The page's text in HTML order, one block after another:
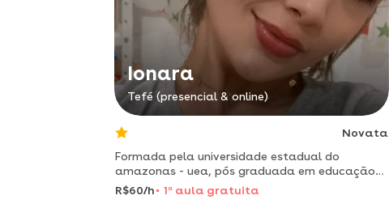
Ionara
Tefé (presencial & online)
Novata
Formada pela universidade estadual do
amazonas - uea, pós graduada em educação
especial e inclusiva com experiência na área.
procuro estar sempre atualizada e preparada
R$60/h 1 a aula gratuita